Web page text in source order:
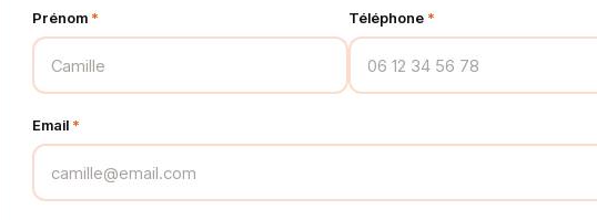
Prénom * Téléphone *
Email *